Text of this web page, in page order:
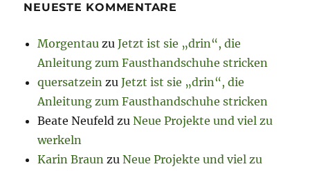
NEUESTE KOMMENTARE
Morgentau zuJetzt ist sie „drin“, die
Anleitung zum Fausthandschuhe stricken
quersatzein zuJetzt ist sie „drin“, die
Anleitung zum Fausthandschuhe stricken
Beate Neufeld zuNeue Projekte und viel zu
werkeln
Karin Braun zuNeue Projekte und viel zu